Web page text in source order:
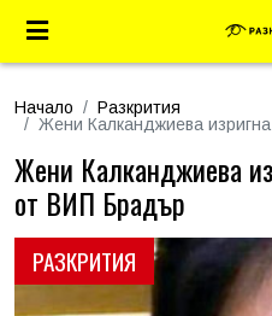
Начало
Разкрития
Жени Калканджиева
РАЗКРИТИЯ
Жени Калканджиева
от ВИП Брадър